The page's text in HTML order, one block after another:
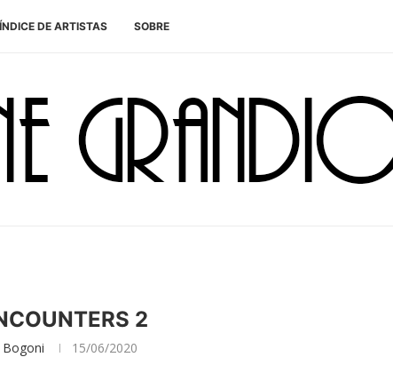
ÍNDICE DE ARTISTAS SOBRE
2
Bogoni 15/06/2020